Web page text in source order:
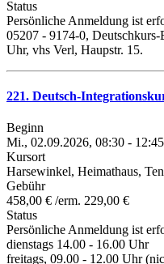
Status
Persönliche Anmeldung ist
05207 - 9174-0,
Uhr, vhs Verl, Haupstr. 15.
221. Deutsch-
Beginn
Mi., 02.09.2026, 08:30 -
Kursort
Harsewinkel, Heimathaus,
Gebühr
458,00 € /erm. 229,00 €
Status
Persönliche Anmeldung ist
dienstags 14.00 - 16.00 Uhr
freitags, 09.00 - 12.00 Uhr